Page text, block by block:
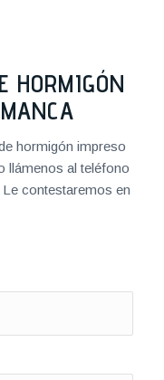
HORMIGÓN
hormigón impreso
llámenos al teléfono
contestaremos en